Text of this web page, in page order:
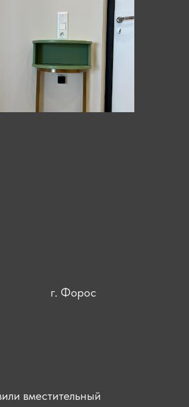
вместительный
г. Форос